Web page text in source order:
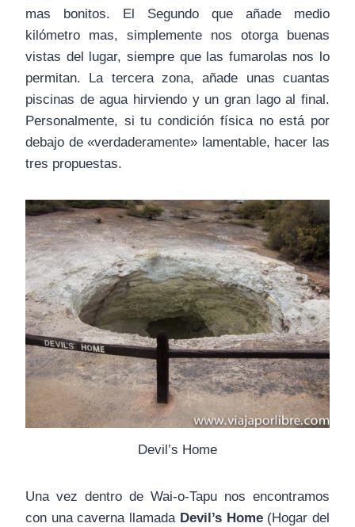
mas bonitos. El Segundo que añade medio
kilómetro mas, simplemente nos otorga buenas
vistas del lugar, siempre que las fumarolas nos lo
permitan. La tercera zona, añade unas cuantas
piscinas de agua hirviendo y un gran lago al final.
Personalmente, si tu condición física no está por
debajo de «verdaderamente» lamentable, hacer las
tres propuestas.
Devil’s Home
Una vez dentro de Wai-o-Tapu nos encontramos
con una caverna llamadaDevil’s Home(Hogar del